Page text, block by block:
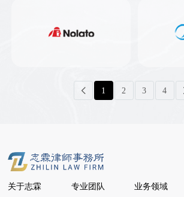
1 2 3 4
关于志霖 专业团队 业务领域